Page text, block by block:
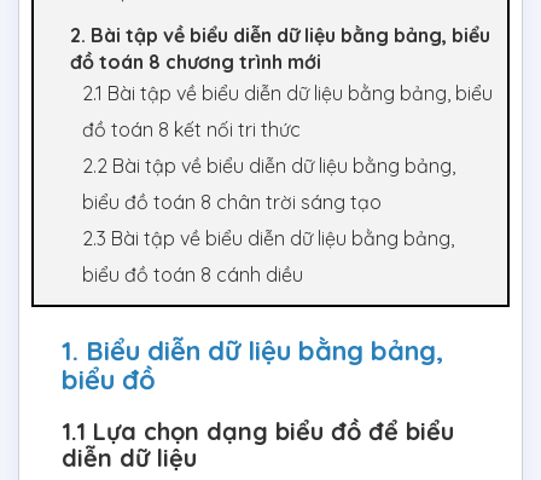
2. Bài tập về biểu diễn dữ liệu bằng bảng, biểu
đồ toán 8 chương trình mới
2.1 Bài tập về biểu diễn dữ liệu bằng bảng, biểu
đồ toán 8 kết nối tri thức
2.2 Bài tập về biểu diễn dữ liệu bằng bảng,
biểu đồ toán 8 chân trời sáng tạo
2.3 Bài tập về biểu diễn dữ liệu bằng bảng,
biểu đồ toán 8 cánh diều
1. Biểu diễn dữ liệu bằng bảng,
biểu đồ
1.1 Lựa chọn dạng biểu đồ để biểu
diễn dữ liệu